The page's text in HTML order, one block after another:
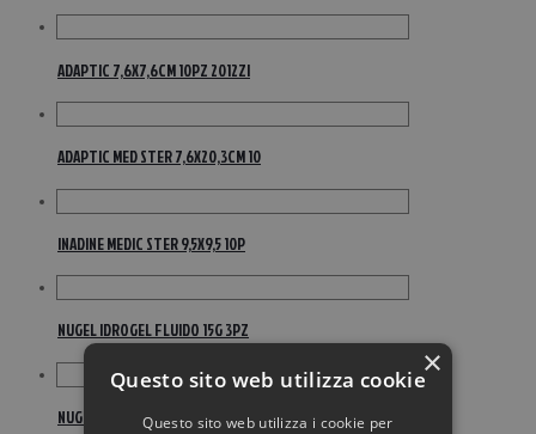
ADAPTIC 7,6X7,6CM 10PZ 2012ZI
ADAPTIC MED STER 7,6X20,3CM 10
INADINE MEDIC STER 9,5X9,5 10P
NUGEL IDROGEL FLUIDO 15G 3PZ
NUGEL IDROGEL FLUIDO 25G 2PZ
×
Questo sito web utilizza cookie
Questo sito web utilizza i cookie per